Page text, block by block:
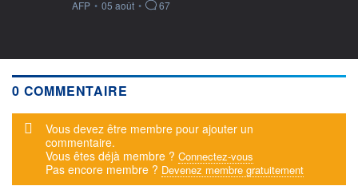
information fournie par
AFP • 05 août • 67
0 COMMENTAIRE
Message d'alerte
Vous devez être membre pour ajouter un
commentaire.
Vous êtes déjà membre ? Connectez-vous
Pas encore membre ? Devenez membre gratuitement